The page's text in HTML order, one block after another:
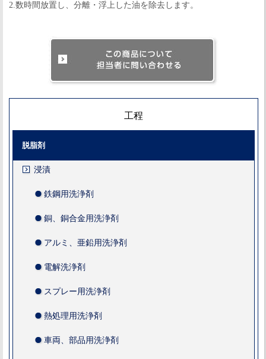
2.数時間放置し、分離・浮上した油を除去します。
工程
脱脂剤
浸漬
鉄鋼用洗浄剤
銅、銅合金用洗浄剤
アルミ、亜鉛用洗浄剤
電解洗浄剤
スプレー用洗浄剤
熱処理用洗浄剤
車両、部品用洗浄剤